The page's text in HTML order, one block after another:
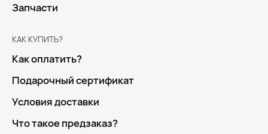
Запчасти
КАК КУПИТЬ?
Как оплатить?
Подарочный сертификат
Условия доставки
Что такое предзаказ?